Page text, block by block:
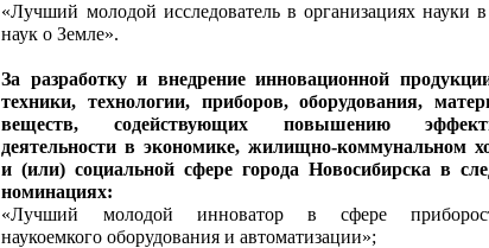
«Лучший молодой исследователь в организациях науки в
наук о Земле».
За разработку и внедрение инновационной
техники, технологии, приборов, оборудования,
веществ, содействующих повышению
деятельности в экономике, жилищно-коммунальном
и (или) социальной сфере города Новосибирска в
номинациях:
«Лучший молодой инноватор в сфере
наукоемкого оборудования и автоматизации»;